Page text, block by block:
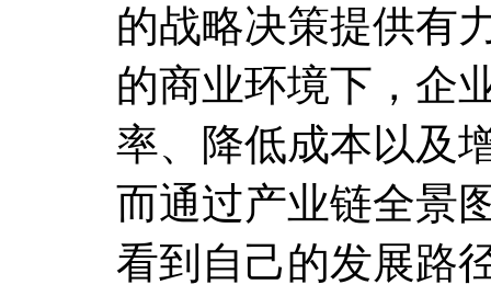
的战略决策提供有
的商业环境下，企
率、降低成本以及
而通过产业链全景
看到自己的发展路